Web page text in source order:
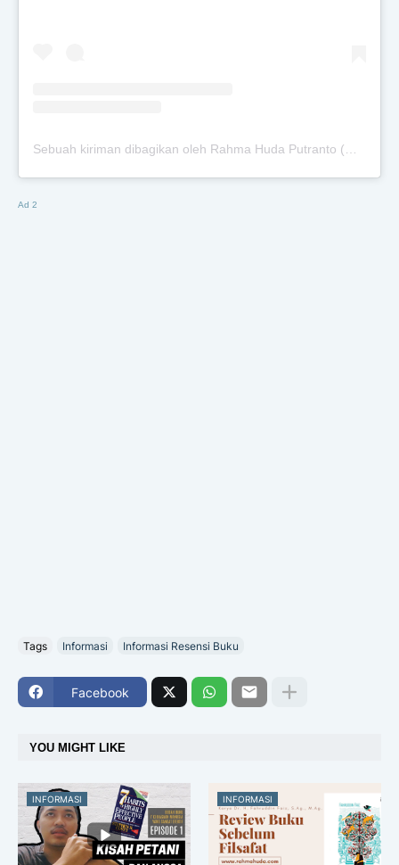
Sebuah kiriman dibagikan oleh Rahma Huda Putranto (@rahmahuda)
Ad 2
Tags Informasi Informasi Resensi Buku
Facebook
YOU MIGHT LIKE
INFORMASI INFORMASI